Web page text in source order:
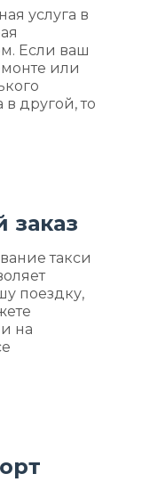
услуга в
Если ваш
или
другой, то
заказ
такси
поездку,
на